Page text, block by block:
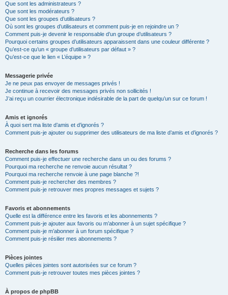
Que sont les administrateurs ?
Que sont les modérateurs ?
Que sont les groupes d’utilisateurs ?
Où sont les groupes d’utilisateurs et comment puis-je en rejoindre un ?
Comment puis-je devenir le responsable d’un groupe d’utilisateurs ?
Pourquoi certains groupes d’utilisateurs apparaissent dans une couleur différente ?
Qu’est-ce qu’un « groupe d’utilisateurs par défaut » ?
Qu’est-ce que le lien « L’équipe » ?
Messagerie privée
Je ne peux pas envoyer de messages privés !
Je continue à recevoir des messages privés non sollicités !
J’ai reçu un courrier électronique indésirable de la part de quelqu’un sur ce forum !
Amis et ignorés
À quoi sert ma liste d’amis et d’ignorés ?
Comment puis-je ajouter ou supprimer des utilisateurs de ma liste d’amis et d’ignorés ?
Recherche dans les forums
Comment puis-je effectuer une recherche dans un ou des forums ?
Pourquoi ma recherche ne renvoie aucun résultat ?
Pourquoi ma recherche renvoie à une page blanche ?!
Comment puis-je rechercher des membres ?
Comment puis-je retrouver mes propres messages et sujets ?
Favoris et abonnements
Quelle est la différence entre les favoris et les abonnements ?
Comment puis-je ajouter aux favoris ou m’abonner à un sujet spécifique ?
Comment puis-je m’abonner à un forum spécifique ?
Comment puis-je résilier mes abonnements ?
Pièces jointes
Quelles pièces jointes sont autorisées sur ce forum ?
Comment puis-je retrouver toutes mes pièces jointes ?
À propos de phpBB